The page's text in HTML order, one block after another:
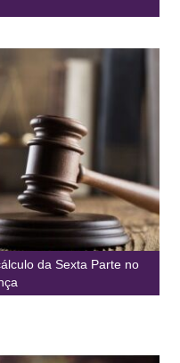
da Sexta Parte no